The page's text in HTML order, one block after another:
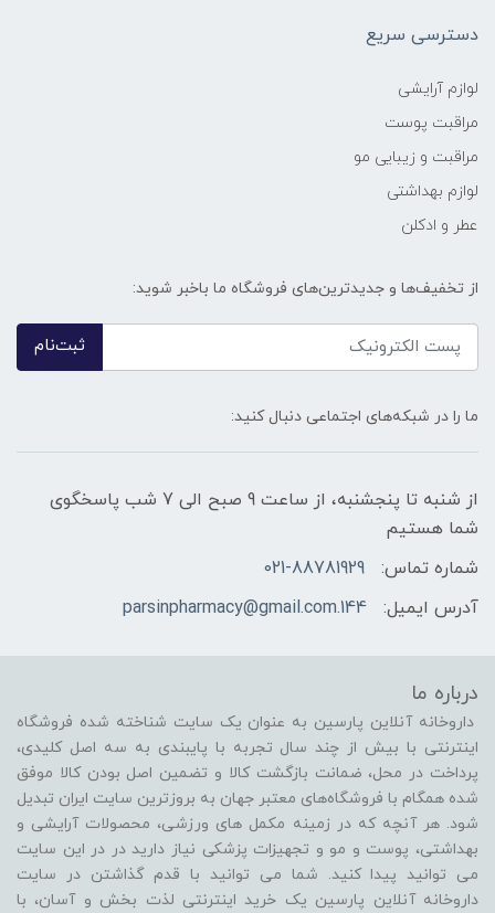
دسترسی سریع
لوازم آرایشی
مراقبت پوست
مراقبت و زیبایی مو
لوازم بهداشتی
عطر و ادکلن
از تخفیف‌ها و جدیدترین‌های فروشگاه ما باخبر شوید:
ثبت‌نام
ما را در شبکه‌های اجتماعی دنبال کنید:
از شنبه تا پنجشنبه، از ساعت 9 صبح الی 7 شب پاسخگوی
شما هستیم
شماره تماس:
021-88781929
آدرس ایمیل:
144.parsinpharmacy@gmail.com
درباره ما
داروخانه آنلاین پارسین به عنوان یک سایت شناخته شده فروشگاه
اینترنتی با بیش از چند سال تجربه با پایبندی به سه اصل کلیدی،
پرداخت در محل، ضمانت بازگشت کالا و تضمین اصل بودن کالا موفق
شده همگام با فروشگاه‌های معتبر جهان به بروزترین سایت ایران تبدیل
شود. هر آنچه که در زمینه مکمل های ورزشی، محصولات آرایشی و
بهداشتی، پوست و مو و تجهیزات پزشکی نیاز دارید در در این سایت
می توانید پیدا کنید. شما می توانید با قدم گذاشتن در سایت
داروخانه آنلاین پارسین یک خرید اینترنتی لذت بخش و آسان، با